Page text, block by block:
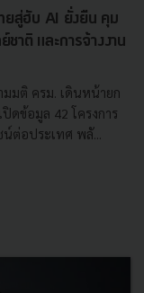
สู่ฮับ AI ยั่งยืน คุม
าติ และการจ้างงาน
มมติ ครม. เดินหน้ายก
ดข้อมูล 42 โครงการ
ต่อประเทศ พลั...